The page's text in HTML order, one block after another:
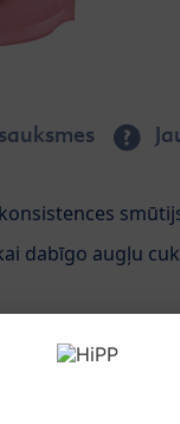
dabīgo augļu
maltītēm